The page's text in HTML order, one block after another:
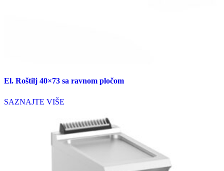
El. Roštilj 40×73 sa ravnom pločom
SAZNAJTE VIŠE